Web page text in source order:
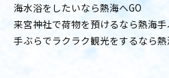
海水浴をしたいなら熱海へGO
来宮神社で荷物を預けるなら熱海手
手ぶらでラクラク観光をするなら熱